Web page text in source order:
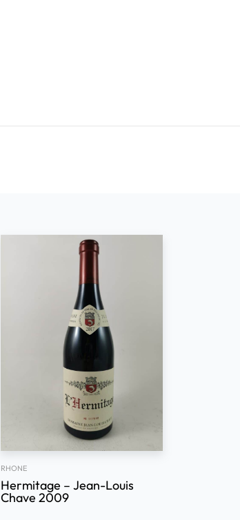
RHONE
Hermitage – Jean-Louis
Chave 2009